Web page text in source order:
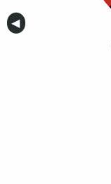
Anterior
◀︎